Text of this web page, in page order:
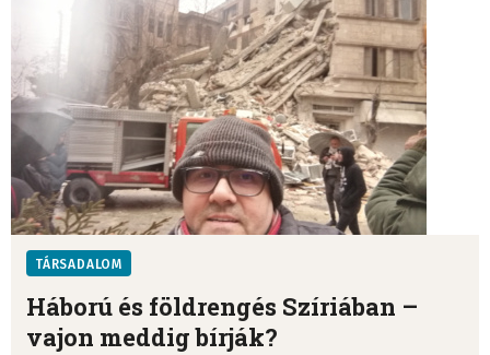
TÁRSADALOM
Háború és földrengés Szíriában –
vajon meddig bírják?